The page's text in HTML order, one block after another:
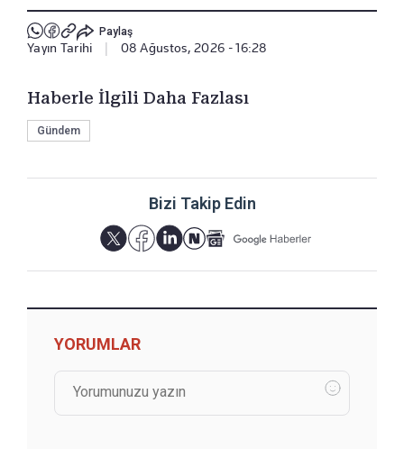
Paylaş
Yayın Tarihi 08 Ağustos, 2026 - 16:28
Haberle İlgili Daha Fazlası
Gündem
Bizi Takip Edin
YORUMLAR